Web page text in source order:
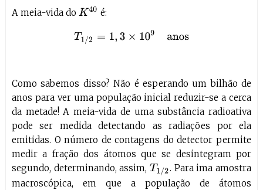
A meia-vida do K40 é:
T1/ 2= 1,3 ×10 9anos
Como sabemos disso? Não é esperando um bilhão de
anos para ver uma população inicial reduzir-se a cerca
da metade! A meia-vida de uma substância radioativa
pode ser medida detectando as radiações por ela
emitidas. O número de contagens do detector permite
medir a fração dos átomos que se desintegram por
segundo, determinando, assim,T1 /2. Para ima amostra
macroscópica, em que a população de átomos